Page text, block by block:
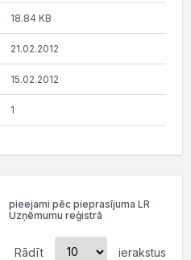
18.84 KB
21.02.2012
15.02.2012
1
pieejami pēc pieprasījuma LR
Uzņēmumu reģistrā
Rādīt ierakstus